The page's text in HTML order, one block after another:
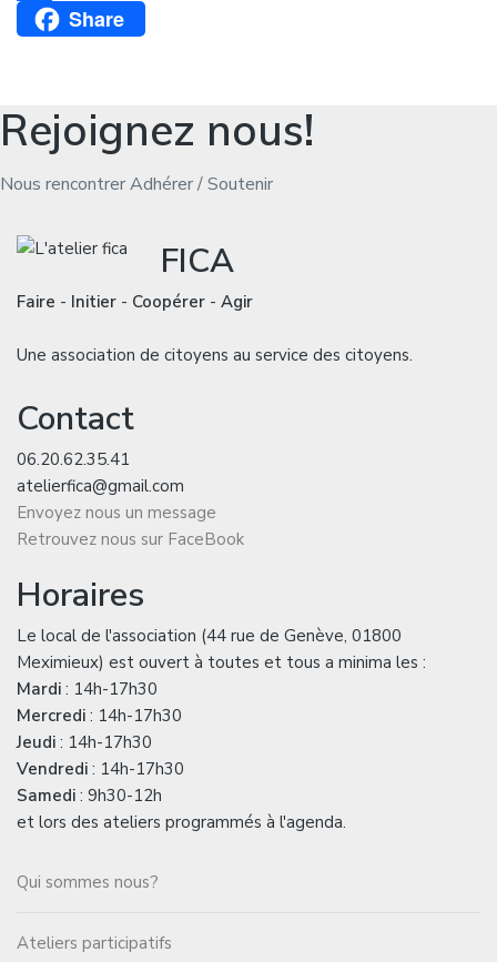
FacebookShare
Rejoignez nous!
Nous rencontrerAdhérer / Soutenir
FICA
Faire - Initier - Coopérer - Agir
Une association de citoyens au service des citoyens.
Contact
06.20.62.35.41
atelierfica@gmail.com
Envoyez nous un message
Retrouvez nous sur FaceBook
Horaires
Le local de l'association (44 rue de Genève, 01800
Meximieux) est ouvert à toutes et tous a minima les :
Mardi : 14h-17h30
Mercredi : 14h-17h30
Jeudi : 14h-17h30
Vendredi : 14h-17h30
Samedi : 9h30-12h
et lors des ateliers programmés à l'agenda.
Qui sommes nous?
Ateliers participatifs